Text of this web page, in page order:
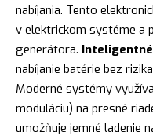
nabíjania. Tento
v elektrickom systéme a
generátora.
nabíjanie batérie bez
Moderné systémy
moduláciu) na presné
umožňuje jemné ladenie